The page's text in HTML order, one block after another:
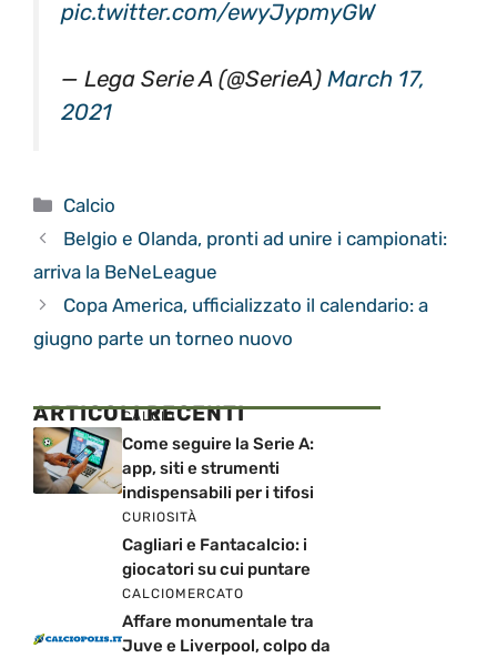
pic.twitter.com/ewyJypmyGW
— Lega Serie A (@SerieA) March 17,
2021
Categorie
Calcio
Belgio e Olanda, pronti ad unire i campionati:
arriva la BeNeLeague
Copa America, ufficializzato il calendario: a
giugno parte un torneo nuovo
ARTICOLI RECENTI
CALCIO
Come seguire la Serie A:
app, siti e strumenti
indispensabili per i tifosi
CURIOSITÀ
Cagliari e Fantacalcio: i
giocatori su cui puntare
CALCIOMERCATO
Affare monumentale tra
Juve e Liverpool, colpo da